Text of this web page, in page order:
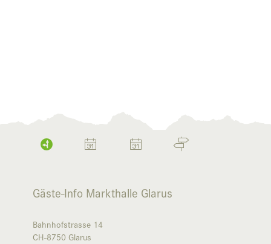
Gäste-Info Markthalle Glarus
Bahnhofstrasse 14
CH-8750 Glarus